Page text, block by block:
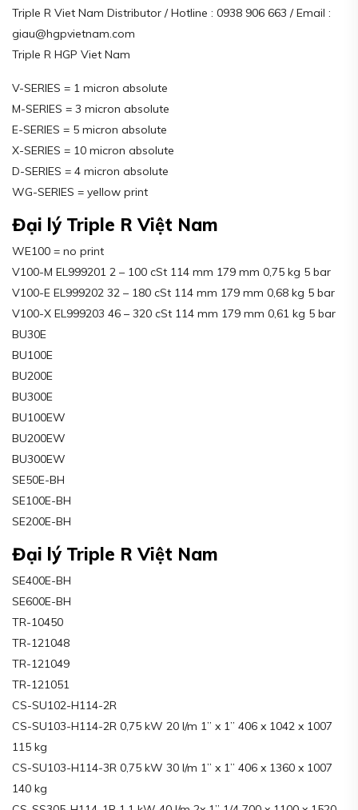
Triple R Viet Nam Distributor / Hotline : 0938 906 663 / Email :
giau@hgpvietnam.com
Triple R HGP Viet Nam
V-SERIES = 1 micron absolute
M-SERIES = 3 micron absolute
E-SERIES = 5 micron absolute
X-SERIES = 10 micron absolute
D-SERIES = 4 micron absolute
WG-SERIES = yellow print
Đại lý Triple R Việt Nam
WE100 = no print
V100-M EL999201 2 – 100 cSt 114 mm 179 mm 0,75 kg 5 bar
V100-E EL999202 32 – 180 cSt 114 mm 179 mm 0,68 kg 5 bar
V100-X EL999203 46 – 320 cSt 114 mm 179 mm 0,61 kg 5 bar
BU30E
BU100E
BU200E
BU300E
BU100EW
BU200EW
BU300EW
SE50E-BH
SE100E-BH
SE200E-BH
Đại lý Triple R Việt Nam
SE400E-BH
SE600E-BH
TR-10450
TR-121048
TR-121049
TR-121051
CS-SU102-H114-2R
CS-SU103-H114-2R 0,75 kW 20 l/m 1’’ x 1’’ 406 x 1042 x 1007
115 kg
CS-SU103-H114-3R 0,75 kW 30 l/m 1’’ x 1’’ 406 x 1360 x 1007
140 kg